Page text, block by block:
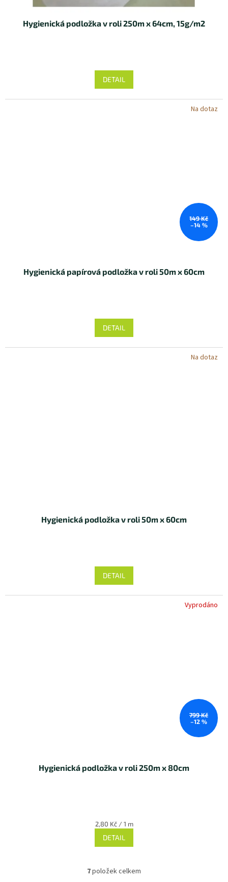
Hygienická podložka v roli 250m x 64cm, 15g/m2
DETAIL
149 Kč
–14 %
Na dotaz
Hygienická papírová podložka v roli 50m x 60cm
DETAIL
Na dotaz
Hygienická podložka v roli 50m x 60cm
DETAIL
799 Kč
–12 %
Vyprodáno
Hygienická podložka v roli 250m x 80cm
Měrná
2,80 Kč / 1 m
DETAIL
O
7položek celkem